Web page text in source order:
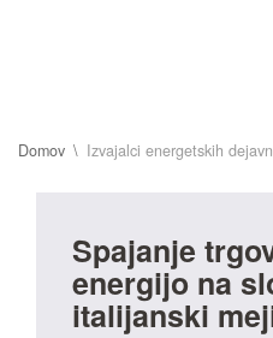
Domov Izvajalci energetskih
Spajanje
energijo na
italijanski